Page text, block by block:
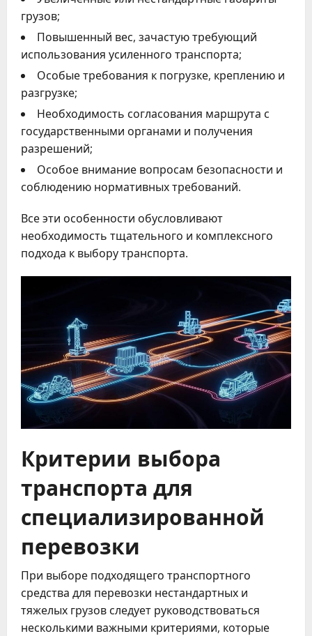
грузов;
Повышенный вес, зачастую требующий
использования усиленного транспорта;
Особые требования к погрузке, креплению и
разгрузке;
Необходимость согласования маршрута с
государственными органами и получения
разрешений;
Особое внимание вопросам безопасности и
соблюдению нормативных требований.
Все эти особенности обусловливают
необходимость тщательного и комплексного
подхода к выбору транспорта.
Критерии выбора
транспорта для
специализированной
перевозки
При выборе подходящего транспортного
средства для перевозки нестандартных и
тяжелых грузов следует руководствоваться
несколькими важными критериями, которые